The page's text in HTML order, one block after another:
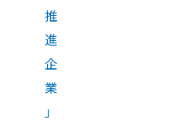
推
進
企
業
」